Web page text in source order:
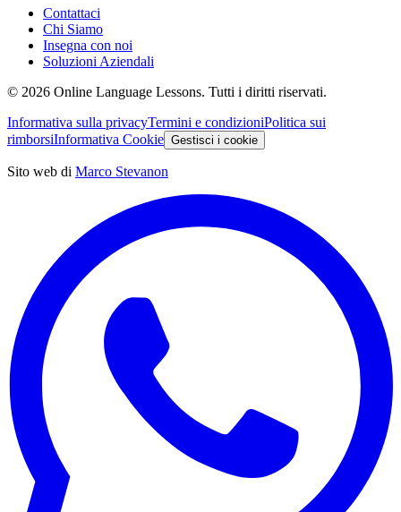
Contattaci
Chi Siamo
Insegna con noi
Soluzioni Aziendali
© 2026 Online Language Lessons. Tutti i diritti riservati.
Informativa sulla privacyTermini e condizioniPolitica sui
rimborsiInformativa Cookie Gestisci i cookie
Sito web di Marco Stevanon